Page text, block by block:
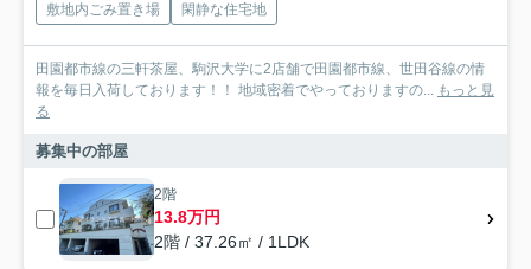
敷地内ごみ置き場
閑静な住宅地
田園都市線の三軒茶屋、駒沢大学に2店舗で田園都市線、世田谷線の情
報を毎日入荷しております！！ 地域密着でやっておりますの... もっと見
る
募集中の部屋
2階
13.8万円
2階 / 37.26㎡ / 1LDK